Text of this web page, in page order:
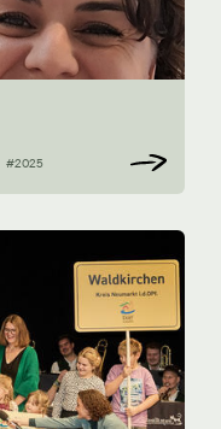
#2025